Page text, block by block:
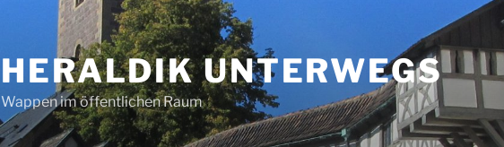
HERALDIK UNTERWEGS
Wappen im öffentlichen Raum